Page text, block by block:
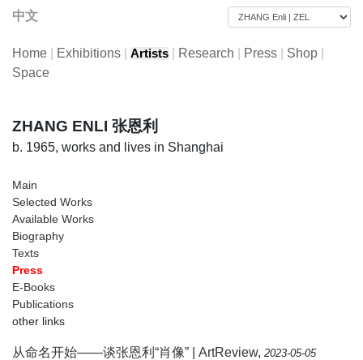
中文
Home Exhibitions Artists Research Press Shop
Space
ZHANG ENLI 张恩利
b. 1965, works and lives in Shanghai
Main
Selected Works
Available Works
Biography
Texts
Press
E-Books
Publications
other links
从命名开始——谈张恩利“肖像” | ArtReview, 2023-05-05